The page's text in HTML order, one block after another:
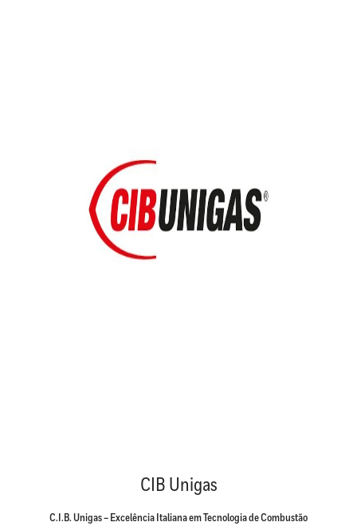
CIB Unigas
C.I.B. Unigas – Excelência Italiana em Tecnologia de Combustão